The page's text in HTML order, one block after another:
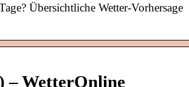
Übersichtliche Wetter-Vorhersage
– WetterOnline